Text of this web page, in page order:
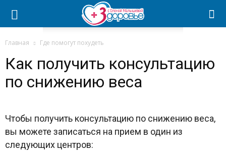
Главная Где помогут похудеть
Как получить консультацию
по снижению веса
Чтобы получить консультацию по снижению веса,
вы можете записаться на прием в один из
следующих центров: